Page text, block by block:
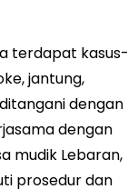
terdapat kasus-
jantung,
dengan
dengan
mudik Lebaran,
prosedur dan